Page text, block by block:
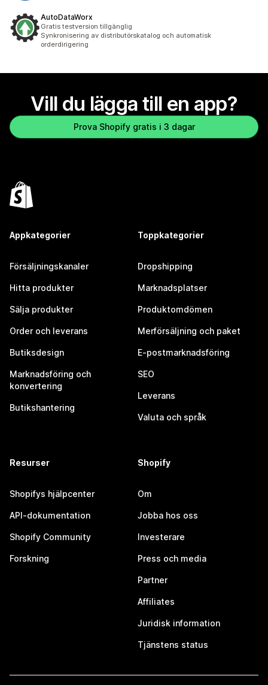
AutoDataWorx
Gratis testversion tillgänglig
Synkronisering av distributörskatalog och automatisk
orderdirigering
Vill du lägga till en app?
Prova Shopify gratis i 3 dagar
Appkategorier
Försäljningskanaler
Hitta produkter
Sälja produkter
Order och leverans
Butiksdesign
Marknadsföring och
konvertering
Butikshantering
Toppkategorier
Dropshipping
Marknadsplatser
Produktomdömen
Merförsäljning och paket
E-postmarknadsföring
SEO
Leverans
Valuta och språk
Resurser
Shopifys hjälpcenter
API-dokumentation
Shopify Community
Forskning
Shopify
Om
Jobba hos oss
Investerare
Press och media
Partner
Affiliates
Juridisk information
Tjänstens status